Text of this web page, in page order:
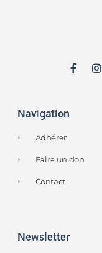
Navigation
Adhérer
Faire un don
Contact
Newsletter